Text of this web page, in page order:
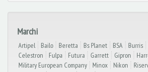
Marchi
Artipel Bailo Beretta Bs Planet BSA Burris
Celestron
Fulpa Futura Garrett Gipron
Military European Company
Minox Nikon